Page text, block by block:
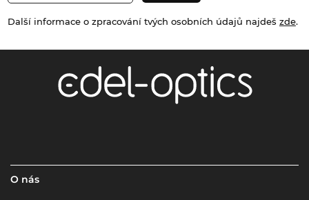
Další informace o zpracování tvých osobních údajů najdeš zde.
O nás